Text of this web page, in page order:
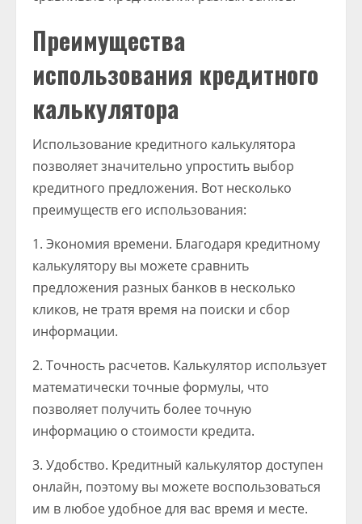
Преимущества
использования кредитного
калькулятора
Использование кредитного калькулятора
позволяет значительно упростить выбор
кредитного предложения. Вот несколько
преимуществ его использования:
1. Экономия времени. Благодаря кредитному
калькулятору вы можете сравнить
предложения разных банков в несколько
кликов, не тратя время на поиски и сбор
информации.
2. Точность расчетов. Калькулятор использует
математически точные формулы, что
позволяет получить более точную
информацию о стоимости кредита.
3. Удобство. Кредитный калькулятор доступен
онлайн, поэтому вы можете воспользоваться
им в любое удобное для вас время и месте.